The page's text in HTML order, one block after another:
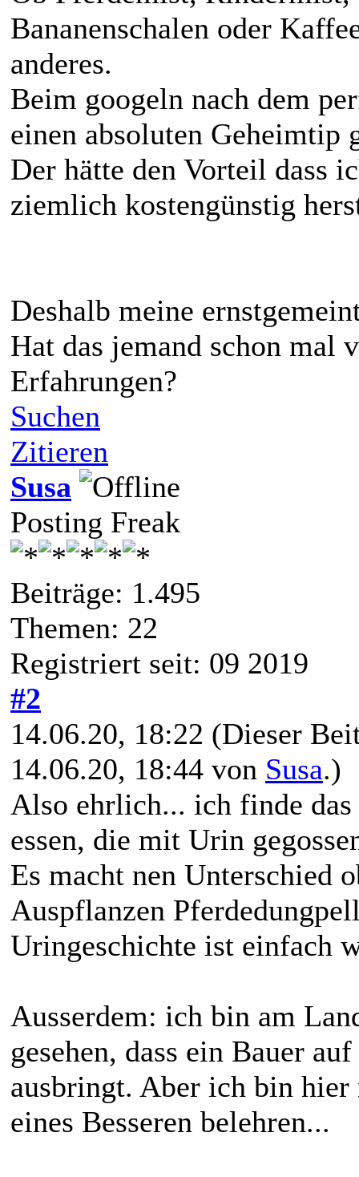
Bananenschalen oder
anderes.
Beim googeln nach dem
einen absoluten Geheimtip
Der hätte den Vorteil dass
ziemlich kostengünstig
Deshalb meine
Hat das jemand schon mal
Erfahrungen?
Suchen
Zitieren
Susa
Posting Freak
Beiträge: 1.495
Themen: 22
Registriert seit: 09 2019
#2
14.06.20, 18:22 (Dieser
14.06.20, 18:44 von Susa.)
Also ehrlich... ich finde
essen, die mit Urin
Es macht nen Unterschied
Auspflanzen
Uringeschichte ist einfach
Ausserdem: ich bin am
gesehen, dass ein Bauer
ausbringt. Aber ich bin
eines Besseren belehren...